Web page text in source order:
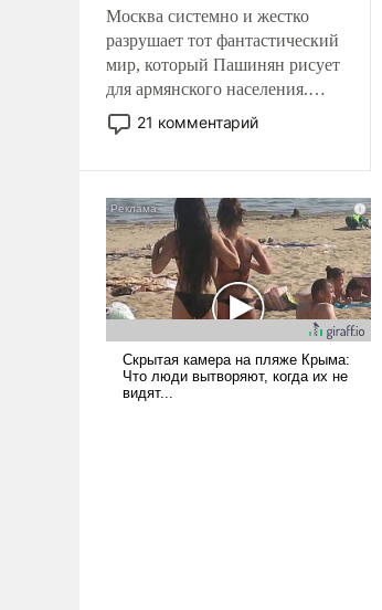
Москва системно и жестко
разрушает тот фантастический
мир, который Пашинян рисует
для армянского населения.
Мир, где политические
прожекты будут безусловно
налогоплательщиков и где
Еревану за свои поступки не
нужно отвечать.
21 комментарий